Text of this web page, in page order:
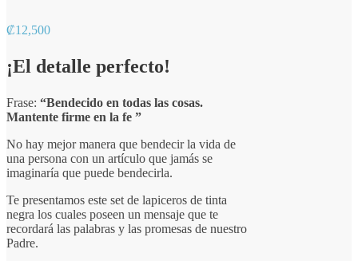
₡12,500
¡El detalle perfecto!
Frase: “Bendecido en todas las cosas.
Mantente firme en la fe ”
No hay mejor manera que bendecir la vida de
una persona con un artículo que jamás se
imaginaría que puede bendecirla.
Te presentamos este set de lapiceros de tinta
negra los cuales poseen un mensaje que te
recordará las palabras y las promesas de nuestro
Padre.